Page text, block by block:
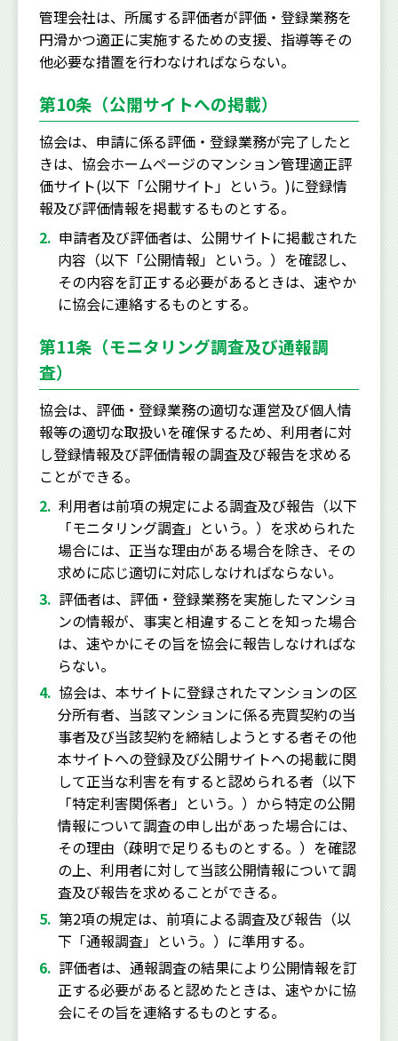
管理会社は、所属する評価者が評価・登録業務を
円滑かつ適正に実施するための支援、指導等その
他必要な措置を行わなければならない。
第10条（公開サイトへの掲載）
協会は、申請に係る評価・登録業務が完了したと
きは、協会ホームページのマンション管理適正評
価サイト(以下「公開サイト」という。)に登録情
報及び評価情報を掲載するものとする。
申請者及び評価者は、公開サイトに掲載された
内容（以下「公開情報」という。）を確認し、
その内容を訂正する必要があるときは、速やか
に協会に連絡するものとする。
第11条（モニタリング調査及び通報調
査）
協会は、評価・登録業務の適切な運営及び個人情
報等の適切な取扱いを確保するため、利用者に対
し登録情報及び評価情報の調査及び報告を求める
ことができる。
利用者は前項の規定による調査及び報告（以下
「モニタリング調査」という。）を求められた
場合には、正当な理由がある場合を除き、その
求めに応じ適切に対応しなければならない。
評価者は、評価・登録業務を実施したマンショ
ンの情報が、事実と相違することを知った場合
は、速やかにその旨を協会に報告しなければな
らない。
協会は、本サイトに登録されたマンションの区
分所有者、当該マンションに係る売買契約の当
事者及び当該契約を締結しようとする者その他
本サイトへの登録及び公開サイトへの掲載に関
して正当な利害を有すると認められる者（以下
「特定利害関係者」という。）から特定の公開
情報について調査の申し出があった場合には、
その理由（疎明で足りるものとする。）を確認
の上、利用者に対して当該公開情報について調
査及び報告を求めることができる。
第2項の規定は、前項による調査及び報告（以
下「通報調査」という。）に準用する。
評価者は、通報調査の結果により公開情報を訂
正する必要があると認めたときは、速やかに協
会にその旨を連絡するものとする。